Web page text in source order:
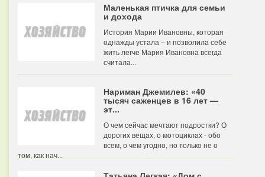
Маленькая птичка для семьи
и дохода
История Марии Ивановны, которая
однажды устала – и позволила себе
жить легче Мария Ивановна всегда
считала...
Нариман Джемилев: «40
тысяч саженцев в 16 лет —
эт...
О чем сейчас мечтают подростки? О
дорогих вещах, о мотоциклах - обо
всем, о чем угодно, но только не о
том, как нач...